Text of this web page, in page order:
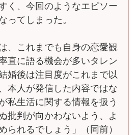
く、今回のようなエピソー
ってしまった。
、これまでも自身の恋愛観
直に語る機会が多いタレン
婚後は注目度がこれまで以
本人が発信した内容ではな
私生活に関する情報を扱う
批判が向かわないよう、よ
られるでしょう」（同前）